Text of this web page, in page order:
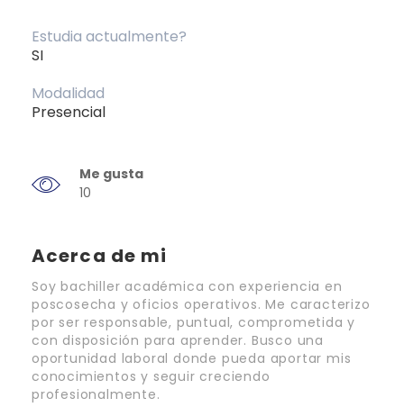
Estudia actualmente?
SI
Modalidad
Presencial
Me gusta
10
Acerca de mi
Soy bachiller académica con experiencia en
poscosecha y oficios operativos. Me caracterizo
por ser responsable, puntual, comprometida y
con disposición para aprender. Busco una
oportunidad laboral donde pueda aportar mis
conocimientos y seguir creciendo
profesionalmente.